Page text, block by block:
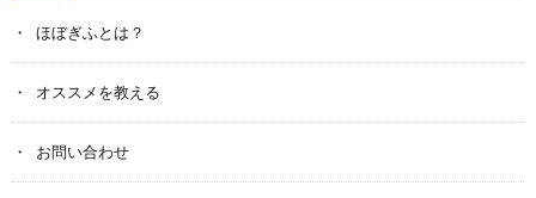
ほぼぎふとは？
オススメを教える
お問い合わせ